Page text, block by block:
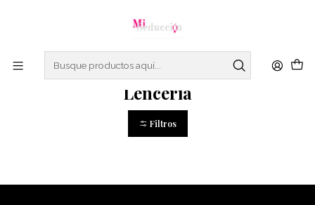
Lencería
Filtros